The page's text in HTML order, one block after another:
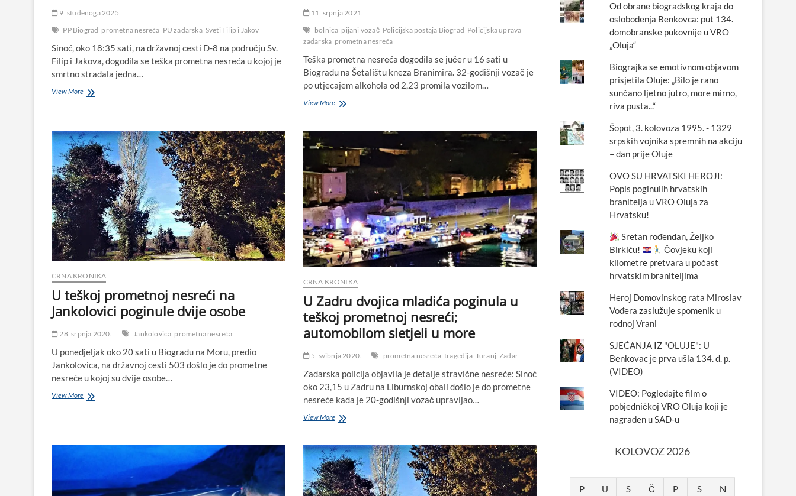
9. studenoga 2025.
PP Biograd prometna nesreća PU zadarska Sveti Filip i Jakov
Sinoć, oko 18:35 sati, na državnoj cesti D-8 na području Sv.
Filip i Jakova, dogodila se teška prometna nesreća u kojoj je
smrtno stradala jedna…
View MoreTeška
Sv.
Filip
i
Jakovu:
Pješak
poginuo,
motociklist
ozlijeđen
11. srpnja 2021.
bolnica pijani vozač Policijska postaja Biograd Policijska uprava
zadarska prometna nesreća
Teška prometna nesreća dogodila se jučer u 16 sati u
Biogradu na Šetalištu kneza Branimira. 32-godišnji vozač je
po utjecajem alkohola od 2,23 promila vozilom…
View MoreTeška
Pijani
vozač
pregazio
20-
godišnjeg
pješaka
CRNA KRONIKA
U teškoj prometnoj nesreći na
Jankolovici poginule dvije osobe
28. srpnja 2020. Jankolovica prometna nesreća
U ponedjeljak oko 20 sati u Biogradu na Moru, predio
Jankolovica, na državnoj cesti 503 došlo je do prometne
nesreće u kojoj su dvije osobe…
View MoreU
Jankolovici
osobe
CRNA KRONIKA
U Zadru dvojica mladića poginula u
teškoj prometnoj nesreći;
automobilom sletjeli u more
5. svibnja 2020. prometna nesreća tragedija Turanj Zadar
Zadarska policija objavila je detalje stravične nesreće: Sinoć
oko 23,15 u Zadru na Liburnskoj obali došlo je do prometne
nesreće kada je 20-godišnji vozač upravljao…
View MoreU
mladića
poginula
u
teškoj
prometnoj
Od obrane biogradskog kraja do
oslobođenja Benkovca: put 134.
domobranske pukovnije u VRO
„Oluja“
Biograjka se emotivnom objavom
prisjetila Oluje: „Bilo je rano
sunčano ljetno jutro, more mirno,
riva pusta...“
Šopot, 3. kolovoza 1995. - 1329
srpskih vojnika spremnih na akciju
– dan prije Oluje
OVO SU HRVATSKI HEROJI:
Popis poginulih hrvatskih
branitelja u VRO Oluja za
Hrvatsku!
Sretan rođendan, Željko
Birkiću!
Čovjeku koji
kilometre pretvara u počast
hrvatskim braniteljima
Heroj Domovinskog rata Miroslav
Vođera zaslužuje spomenik u
rodnoj Vrani
SJEĆANJA IZ "OLUJE": U
Benkovac je prva ušla 134. d. p.
(VIDEO)
VIDEO: Pogledajte film o
pobjedničkoj VRO Oluja koji je
nagrađen u SAD-u
KOLOVOZ 2026
P U S Č P S N